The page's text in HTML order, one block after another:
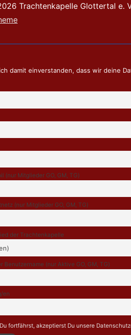
Trachtenkapelle Glottertal e.
damit einverstanden, dass wir deine
(nur Mitglieder GO, GM, TG)
(nur Mitglieder GO, GM, TG)
der Trachtenkapelle
Benutzername (nur Aktive GO, GM, TG)
en
fortfährst, akzeptierst Du unsere